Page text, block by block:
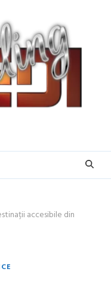
| Inspirație
accesibile din